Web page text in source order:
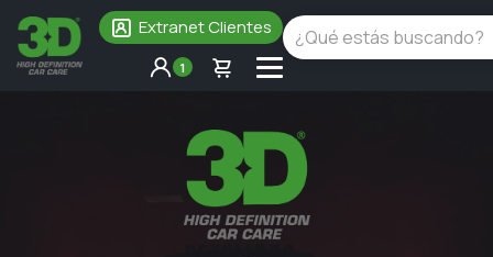
Extranet Clientes
1